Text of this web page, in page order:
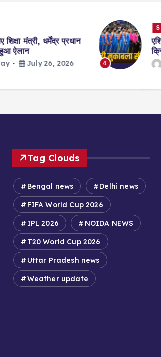
भारत-पाकिस्तान का
एक शर्त पर हो सकता है…
July 24, 2026
Tag Clouds
Bengal news Delhi news
FIFA World Cup 2026
IPL 2026 NOIDA NEWS
T20 World Cup 2026
Uttar Pradesh news
Weather update